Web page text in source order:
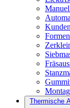
Thermische